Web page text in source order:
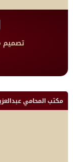
تصميم
مكتب المحامي